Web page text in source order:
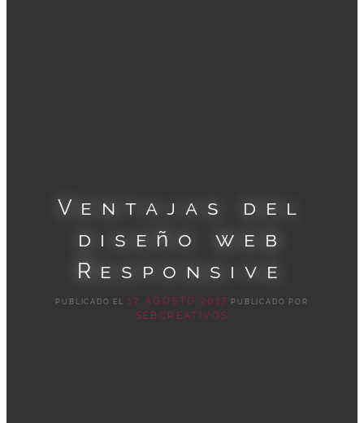
Ventajas del
diseño web
Responsive
PUBLICADO EL 17 AGOSTO 2017 PUBLICADO POR
SEBCREATIVOS